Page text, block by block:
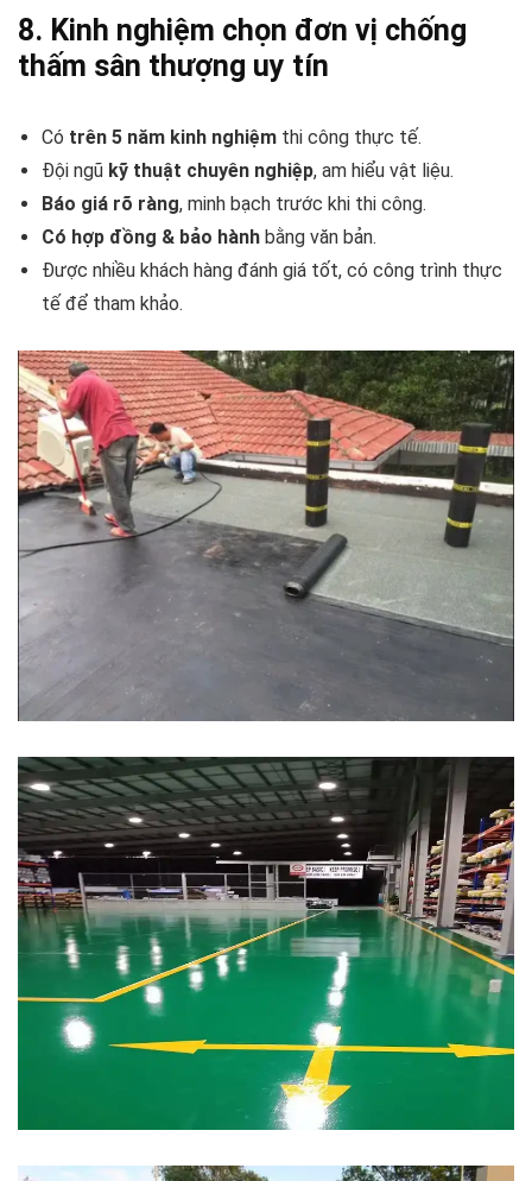
8. Kinh nghiệm chọn đơn vị chống
thấm sân thượng uy tín
Có trên 5 năm kinh nghiệm thi công thực tế.
Đội ngũ kỹ thuật chuyên nghiệp, am hiểu vật liệu.
Báo giá rõ ràng, minh bạch trước khi thi công.
Có hợp đồng & bảo hành bằng văn bản.
Được nhiều khách hàng đánh giá tốt, có công trình thực
tế để tham khảo.